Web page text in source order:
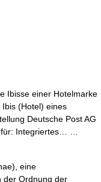
Ibisse einer Hotelmarke
(Hotel) eines
Deutsche Post AG
für: Integriertes… …
eine
der Ordnung der